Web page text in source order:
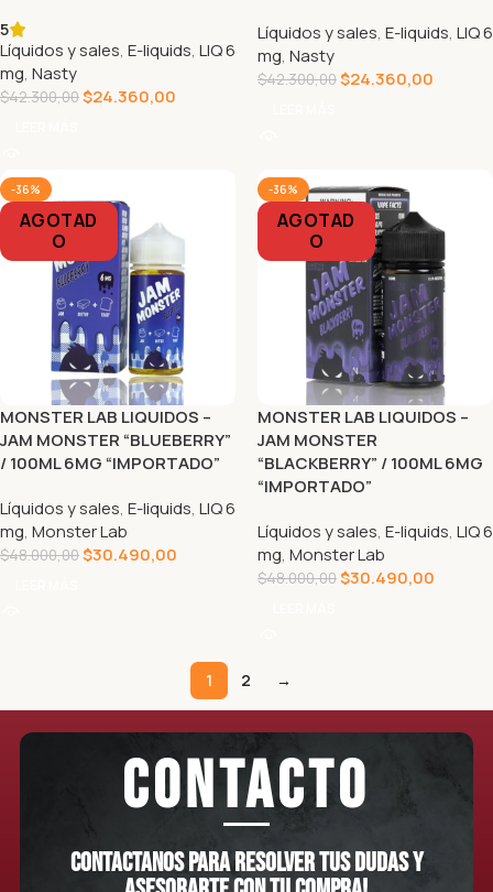
5
Líquidos y sales, E-liquids, LIQ 6
mg, Nasty
$42.300,00$24.360,00
Líquidos y sales, E-liquids, LIQ 6
mg, Nasty
$42.300,00$24.360,00
-36%
AGOTAD
O
MONSTER LAB LIQUIDOS –
JAM MONSTER “BLUEBERRY”
/ 100ML 6MG “IMPORTADO”
Líquidos y sales, E-liquids, LIQ 6
mg, Monster Lab
$48.000,00$30.490,00
-36%
AGOTAD
O
MONSTER LAB LIQUIDOS –
JAM MONSTER
“BLACKBERRY” / 100ML 6MG
“IMPORTADO”
Líquidos y sales, E-liquids, LIQ 6
mg, Monster Lab
$48.000,00$30.490,00
1 2 →
CONTACTO
Contactanos para resolver tus dudas y